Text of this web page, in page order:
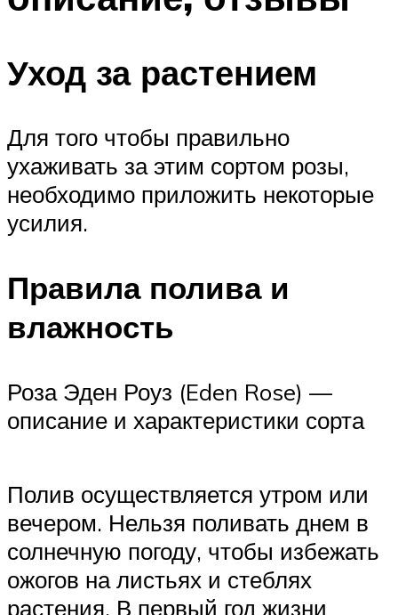
Уход за растением
Для того чтобы правильно
ухаживать за этим сортом розы,
необходимо приложить некоторые
усилия.
Правила полива и
влажность
Роза Эден Роуз (Eden Rose) —
описание и характеристики сорта
Полив осуществляется утром или
вечером. Нельзя поливать днем в
солнечную погоду, чтобы избежать
ожогов на листьях и стеблях
растения. В первый год жизни